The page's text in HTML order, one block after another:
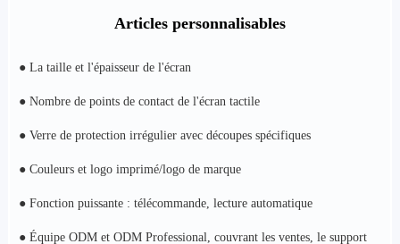
Articles personnalisables
● La taille et l'épaisseur de l'écran
● Nombre de points de contact de l'écran tactile
● Verre de protection irrégulier avec découpes spécifiques
● Couleurs et logo imprimé/logo de marque
● Fonction puissante : télécommande, lecture automatique
● Équipe ODM et ODM Professional, couvrant les ventes, le support